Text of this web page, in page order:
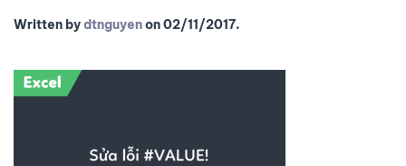
Written bydtnguyenon02/11/2017.